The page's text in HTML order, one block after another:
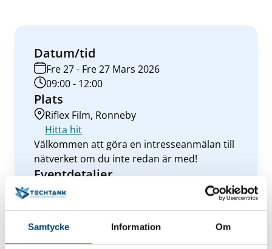
Samtycke Information Om
Datum/tid
Fre 27 - Fre 27 Mars 2026
09:00 - 12:00
Plats
Riflex Film, Ronneby
Hitta hit
Välkommen att göra en intresseanmälan till
nätverket om du inte redan är med!
Eventdetaljer